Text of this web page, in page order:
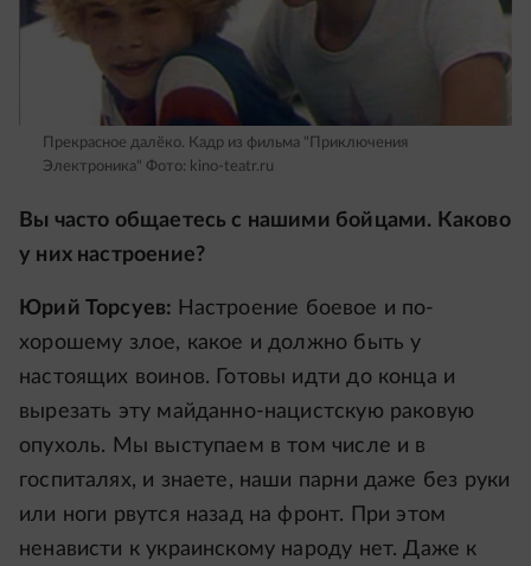
Прекрасное далёко. Кадр из фильма "Приключения
Электроника" Фото: kino-teatr.ru
Вы часто общаетесь с нашими бойцами. Каково
у них настроение?
Юрий Торсуев: Настроение боевое и по-
хорошему злое, какое и должно быть у
настоящих воинов. Готовы идти до конца и
вырезать эту майданно-нацистскую раковую
опухоль. Мы выступаем в том числе и в
госпиталях, и знаете, наши парни даже без руки
или ноги рвутся назад на фронт. При этом
ненависти к украинскому народу нет. Даже к